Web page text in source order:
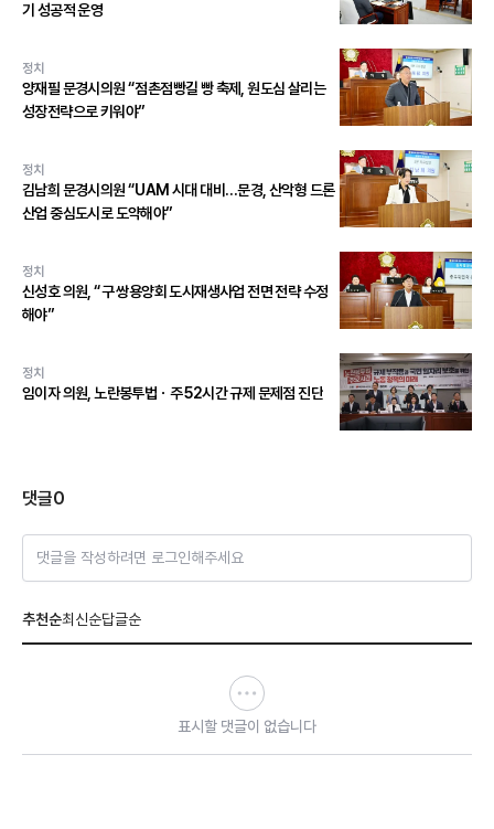
기 성공적 운영
정치
양재필 문경시의원 “점촌점빵길 빵 축제, 원도심 살리는
성장전략으로 키워야”
정치
김남희 문경시의원 “UAM 시대 대비…문경, 산악형 드론
산업 중심도시로 도약해야”
정치
신성호 의원, “구 쌍용양회 도시재생사업 전면 전략 수정
해야”
정치
임이자 의원, 노란봉투법ㆍ주 52시간 규제 문제점 진단
댓글0
댓글을 작성하려면 로그인해주세요
추천순최신순답글순
표시할 댓글이 없습니다